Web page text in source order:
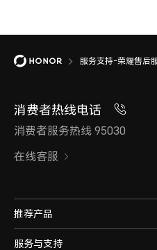
服务支持-荣耀售后
消费者热线电话
消费者服务热线 95030
在线客服
推荐产品
服务与支持